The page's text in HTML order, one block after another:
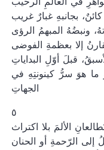
بجانبهِ غبارٌ غريب
ونبضُهُ المبهمُ الرؤى
إلا بعظمةِ الفوضى
قبلَ أوّلِ البداياتِ
ما هوَ سرُّ كينونتِهِ في
الجهاتِ
٥
الألمَ بلا اكتراث
إلى الرّحمةِ أو الحنان